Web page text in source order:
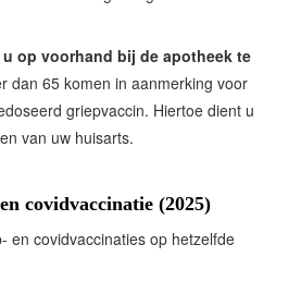
op voorhand bij de apotheek te
dan 65 komen in aanmerking voor
griepvaccin. Hiertoe dient u
van uw huisarts.
covidvaccinatie (2025)
en covidvaccinaties op hetzelfde